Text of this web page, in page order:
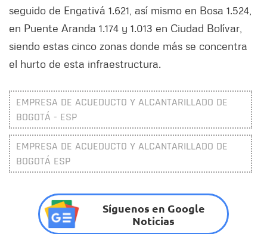
seguido de Engativá 1.621, así mismo en Bosa 1.524,
en Puente Aranda 1.174 y 1.013 en Ciudad Bolívar,
siendo estas cinco zonas donde más se concentra
el hurto de esta infraestructura.
EMPRESA DE ACUEDUCTO Y ALCANTARILLADO DE
BOGOTÁ - ESP
EMPRESA DE ACUEDUCTO Y ALCANTARILLADO DE
BOGOTÁ ESP
Síguenos en Google
Noticias